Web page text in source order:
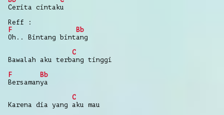
Cerita cintaku
Reff :
F
Bb
Oh.. Bintang bintang
C
Bawalah aku terbang tinggi
F
Bb
Bersamanya
C
Karena dia yang aku mau